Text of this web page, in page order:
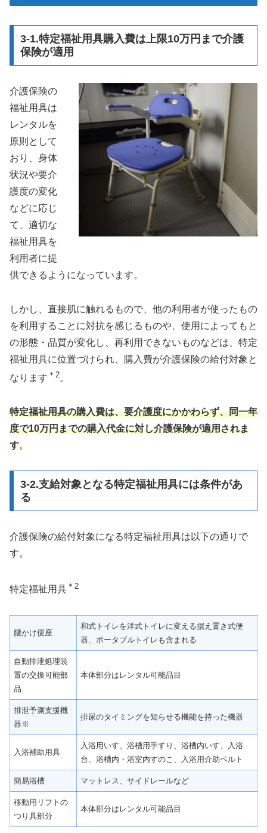
3-1.特定福祉用具購入費は上限10万円まで介護
保険が適用
介護保険の
福祉用具は
レンタルを
原則として
おり、身体
状況や要介
護度の変化
などに応じ
て、適切な
福祉用具を
利用者に提
供できるようになっています。
しかし、直接肌に触れるもので、他の利用者が使ったもの
を利用することに対抗を感じるものや、使用によってもと
の形態・品質が変化し、再利用できないものなどは、特定
福祉用具に位置づけられ、購入費が介護保険の給付対象と
なります ＊2。
特定福祉用具の購入費は、要介護度にかかわらず、同一年
度で10万円までの購入代金に対し介護保険が適用されま
す。
3-2.支給対象となる特定福祉用具には条件があ
る
介護保険の給付対象になる特定福祉用具は以下の通りで
す。
特定福祉用具 ＊2
腰かけ便座
和式トイレを洋式トイレに変える据え置き式便
器、ポータブルトイレも含まれる
自動排泄処理装
置の交換可能部
品
本体部分はレンタル可能品目
排泄予測支援機
器※
排尿のタイミングを知らせる機能を持った機器
入浴補助用具
入浴用いす、浴槽用手すり、浴槽内いす、入浴
台、浴槽内・浴室内すのこ、入浴用介助ベルト
簡易浴槽 マットレス、サイドレールなど
移動用リフトの
つり具部分
本体部分はレンタル可能品目